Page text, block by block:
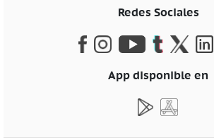
Redes Sociales
App disponible en